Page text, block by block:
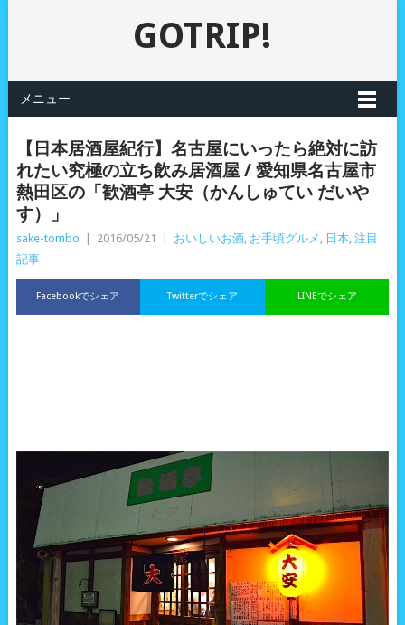
GOTRIP!
メニュー
【日本居酒屋紀行】名古屋にいったら絶対に訪
れたい究極の立ち飲み居酒屋 / 愛知県名古屋市
熱田区の「歓酒亭 大安（かんしゅてい だいや
す）」
sake-tombo 2016/05/21 おいしいお酒, お手頃グルメ , 日本, 注目
記事
Facebookでシェア LINEでシェア
Twitterでシェア